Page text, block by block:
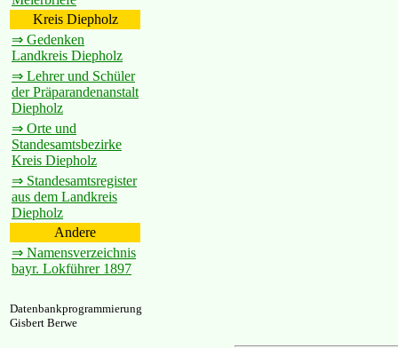
Kreis Diepholz
⇒ Gedenken
Landkreis Diepholz
⇒ Lehrer und Schüler
der Präparandenanstalt
Diepholz
⇒ Orte und
Standesamtsbezirke
Kreis Diepholz
⇒ Standesamtsregister
aus dem Landkreis
Diepholz
Andere
⇒ Namensverzeichnis
bayr. Lokführer 1897
Datenbankprogrammierung
Gisbert Berwe